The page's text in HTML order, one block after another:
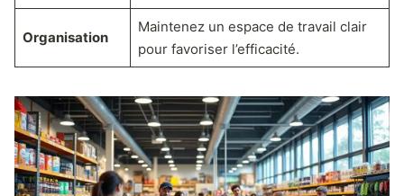
Organisation
Maintenez un espace de travail clair
pour favoriser l’efficacité.